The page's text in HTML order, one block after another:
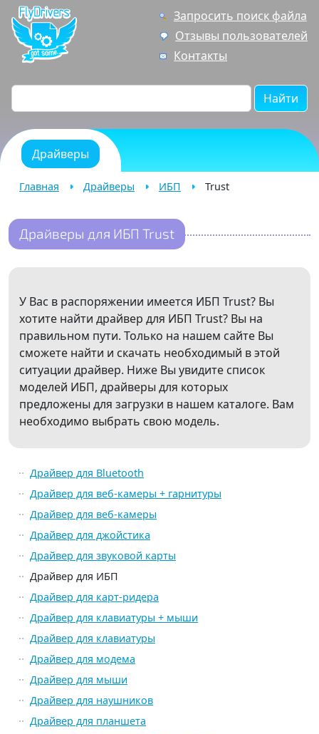
Запросить поиск файла
Отзывы пользователей
Контакты
Найти
Драйверы
Главная Драйверы ИБП Trust
Драйверы для ИБП Trust
У Вас в распоряжении имеется ИБП Trust? Вы
хотите найти драйвер для ИБП Trust? Вы на
правильном пути. Только на нашем сайте Вы
сможете найти и скачать необходимый в этой
ситуации драйвер. Ниже Вы увидите список
моделей ИБП, драйверы для которых
предложены для загрузки в нашем каталоге. Вам
необходимо выбрать свою модель.
Драйвер для Bluetooth
Драйвер для веб-камеры + гарнитуры
Драйвер для веб-камеры
Драйвер для джойстика
Драйвер для звуковой карты
Драйвер для ИБП
Драйвер для карт-ридера
Драйвер для клавиатуры + мыши
Драйвер для клавиатуры
Драйвер для модема
Драйвер для мыши
Драйвер для наушников
Драйвер для планшета